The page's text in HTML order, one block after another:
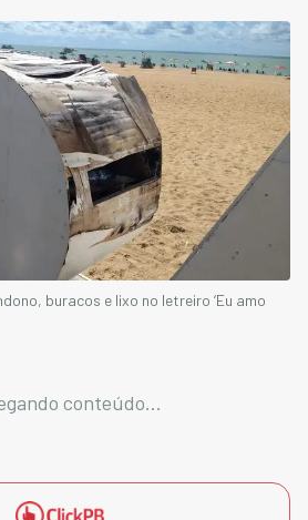
buracos e lixo no letreiro ‘Eu amo
conteúdo...